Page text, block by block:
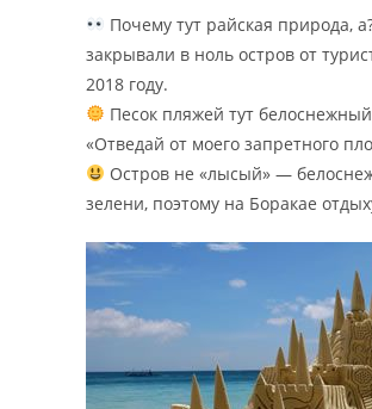
Почему тут райская природа,
закрывали в ноль остров от
2018 году.
Песок пляжей тут
«Отведай от моего запретного
Остров не «лысый» —
зелени, поэтому на Боракае